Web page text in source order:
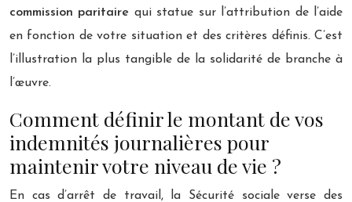
commission paritaire qui statue sur l’attribution de l’aide
en fonction de votre situation et des critères définis. C’est
l’illustration la plus tangible de la solidarité de branche à
l’œuvre.
Comment définir le montant de vos
indemnités journalières pour
maintenir votre niveau de vie ?
En cas d’arrêt de travail, la Sécurité sociale verse des